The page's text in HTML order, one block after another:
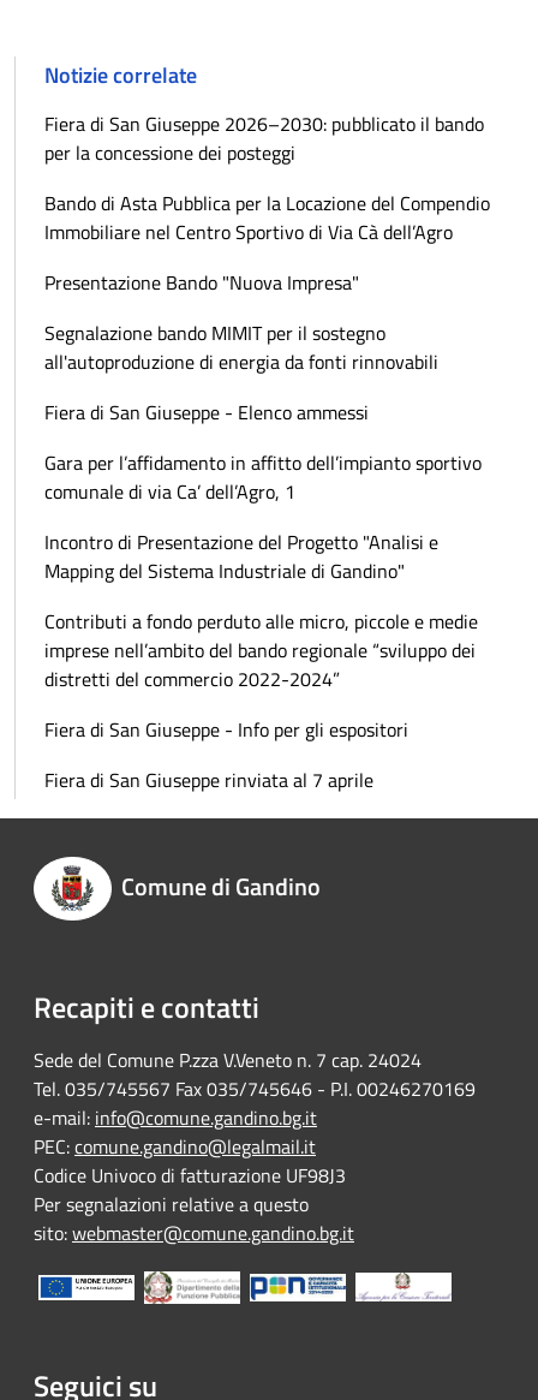
Notizie correlate
Fiera di San Giuseppe 2026–2030: pubblicato il bando
per la concessione dei posteggi
Bando di Asta Pubblica per la Locazione del Compendio
Immobiliare nel Centro Sportivo di Via Cà dell’Agro
Presentazione Bando "Nuova Impresa"
Segnalazione bando MIMIT per il sostegno
all'autoproduzione di energia da fonti rinnovabili
Fiera di San Giuseppe - Elenco ammessi
Gara per l’affidamento in affitto dell’impianto sportivo
comunale di via Ca’ dell’Agro, 1
Incontro di Presentazione del Progetto "Analisi e
Mapping del Sistema Industriale di Gandino"
Contributi a fondo perduto alle micro, piccole e medie
imprese nell’ambito del bando regionale “sviluppo dei
distretti del commercio 2022-2024”
Fiera di San Giuseppe - Info per gli espositori
Fiera di San Giuseppe rinviata al 7 aprile
Comune di Gandino
Recapiti e contatti
Sede del Comune P.zza V.Veneto n. 7 cap. 24024
Tel. 035/745567 Fax 035/745646 - P.I. 00246270169
e-mail: info@comune.gandino.bg.it
PEC:comune.gandino@legalmail.it
Codice Univoco di fatturazione UF98J3
Per segnalazioni relative a questo
sito:webmaster@comune.gandino.bg.it
Seguici su